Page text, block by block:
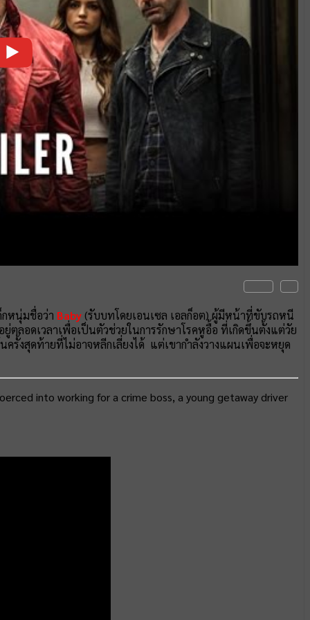
กหนุ่มชื่อว่า Baby (รับบทโดยเอนเซล เอลก็อต) ผู้มีหน้าที่ขับรถหนี
ตลอดเวลาเพื่อเป็นตัวช่วยในการรักษาโรคหูอื้อ ที่เกิดขึ้นตั้งแต่วัย
ครั้งสุดท้ายที่ไม่อาจหลีกเลี่ยงได้ แต่เขากำลังวางแผนเพื่อจะหยุด
into working for a crime boss, a young getaway driver